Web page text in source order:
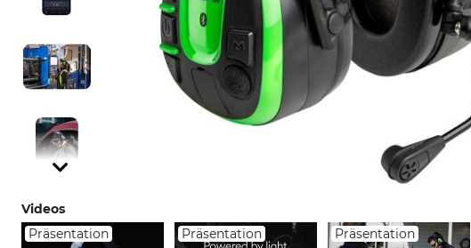
Videos
Präsentation
Präsentation Präsentation